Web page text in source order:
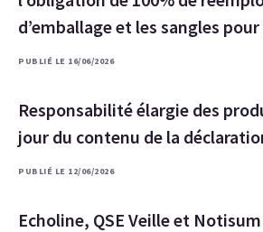
d’emballage et les sangles
PUBLIÉ LE 16/06/2026
Responsabilité élargie des
jour du contenu de la
PUBLIÉ LE 12/06/2026
Echoline, QSE Veille et